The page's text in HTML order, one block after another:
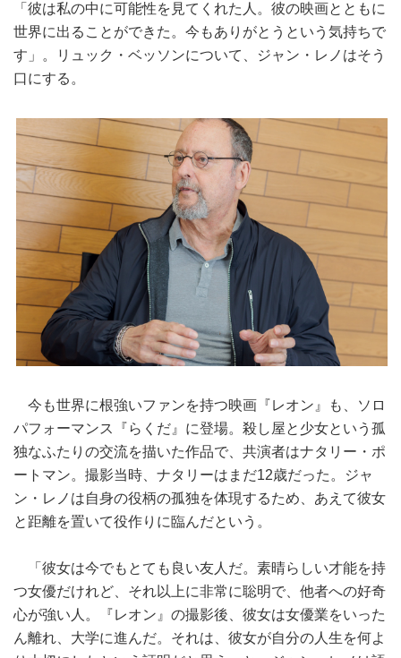
「彼は私の中に可能性を見てくれた人。彼の映画とともに
世界に出ることができた。今もありがとうという気持ちで
す」。リュック・ベッソンについて、ジャン・レノはそう
口にする。
今も世界に根強いファンを持つ映画『レオン』も、ソロ
パフォーマンス『らくだ』に登場。殺し屋と少女という孤
独なふたりの交流を描いた作品で、共演者はナタリー・ポ
ートマン。撮影当時、ナタリーはまだ12歳だった。ジャ
ン・レノは自身の役柄の孤独を体現するため、あえて彼女
と距離を置いて役作りに臨んだという。
「彼女は今でもとても良い友人だ。素晴らしい才能を持
つ女優だけれど、それ以上に非常に聡明で、他者への好奇
心が強い人。『レオン』の撮影後、彼女は女優業をいった
ん離れ、大学に進んだ。それは、彼女が自分の人生を何よ